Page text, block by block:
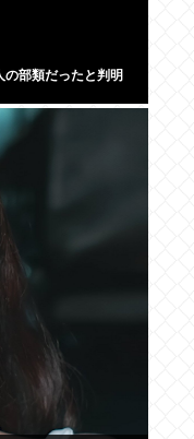
部類だったと判明